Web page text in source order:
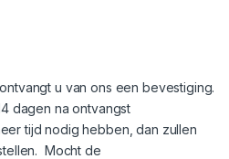
u van ons een bevestiging.
dagen na ontvangst
tijd nodig hebben, dan zullen
Mocht de